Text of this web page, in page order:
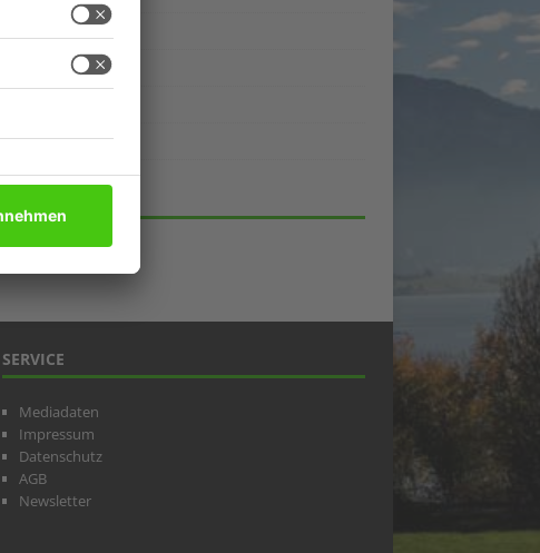
Panorama
Weitblick
SERVICE
Mediadaten
Impressum
Datenschutz
AGB
Newsletter